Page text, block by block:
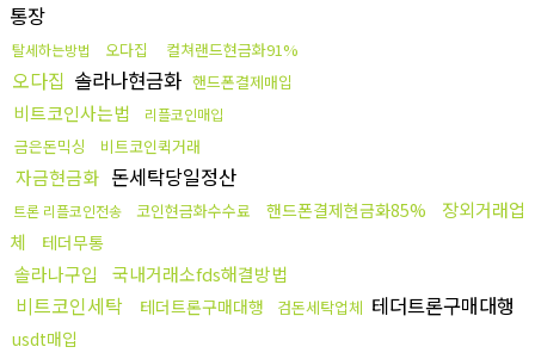
통장
탈세하는방법 오다집 컬쳐랜드현금화91%
오다집 솔라나현금화 핸드폰결제매입
비트코인사는법 리플코인매입
금은돈믹싱 비트코인퀵거래
자금현금화 돈세탁당일정산
트론 리플코인전송 코인현금화수수료 핸드폰결제현금화85%
장외거래업
체
테더무통
솔라나구입 국내거래소fds해결방법
비트코인세탁 테더트론구매대행 검돈세탁업체 테더트론구매대행
usdt매입